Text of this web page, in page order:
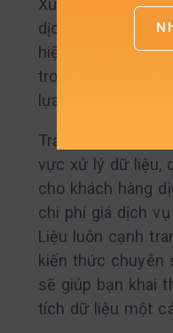
dịch vụ chạy
hiện nay. Nếu
trong quá trình
lựa chọn dịch vụ
Trải qua hơn 7
vực xử lý dữ liệu,
cho khách hàng
chi phí giá dịch
Liệu luôn cạnh
kiến thức chuyên
sẽ giúp bạn khai
tích dữ liệu một